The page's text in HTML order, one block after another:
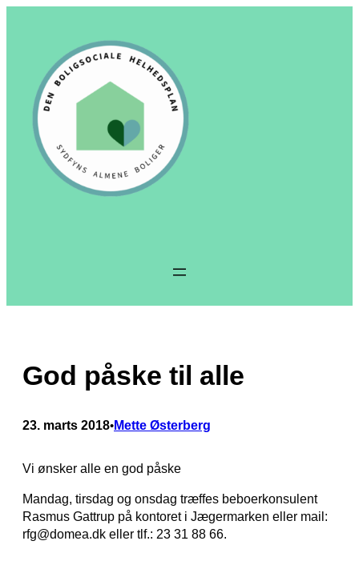
God påske til alle
23. marts 2018•Mette Østerberg
Vi ønsker alle en god påske
Mandag, tirsdag og onsdag træffes beboerkonsulent
Rasmus Gattrup på kontoret i Jægermarken eller mail:
rfg@domea.dk eller tlf.: 23 31 88 66.